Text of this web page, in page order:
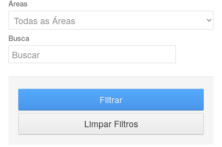
Áreas
Busca
Filtrar
Limpar Filtros